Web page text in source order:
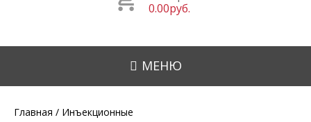
0.00руб.
МЕНЮ
Главная / Инъекционные